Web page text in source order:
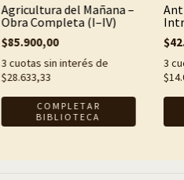
Agricultura del Mañana –
Obra Completa (I–IV)
$85.900,00
3 cuotas sin interés de
$28.633,33
3